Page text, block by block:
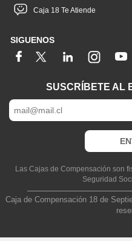
Caja 18 Te Atiende
SIGUENOS
SUSCRÍBETE AL
Las Cajas de Compensación son
Seguridad
Caja de Compensación 18 de